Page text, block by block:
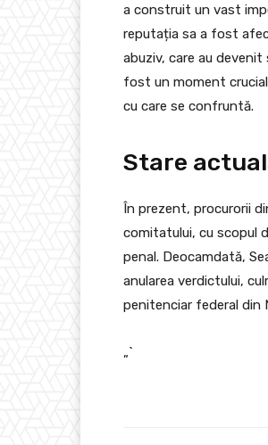
a construit un vast
reputația sa a fost
abuziv, care au
fost un moment crucial
cu care se confruntă.
Stare
În prezent, procurorii
comitatului, cu scopul
penal. Deocamdată,
anularea verdictului,
penitenciar federal din
„`